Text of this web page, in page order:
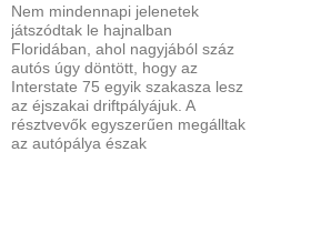
Nem mindennapi jelenetek
játszódtak le hajnalban
Floridában, ahol nagyjából száz
autós úgy döntött, hogy az
Interstate 75 egyik szakasza lesz
az éjszakai driftpályájuk. A
résztvevők egyszerűen megálltak
az autópálya észak